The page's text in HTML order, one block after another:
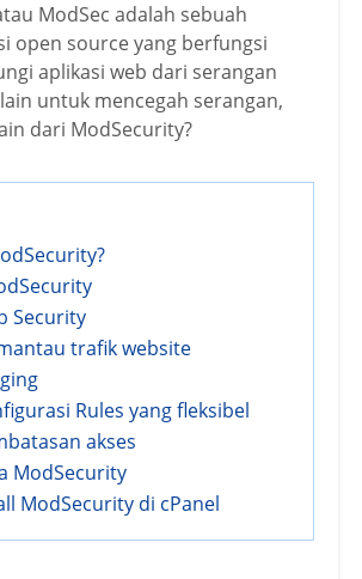
ModSec adalah sebuah
open source yang berfungsi
aplikasi web dari serangan
untuk mencegah serangan,
dari ModSecurity?
Security
trafik website
Rules yang fleksibel
akses
ModSecurity
ModSecurity di cPanel